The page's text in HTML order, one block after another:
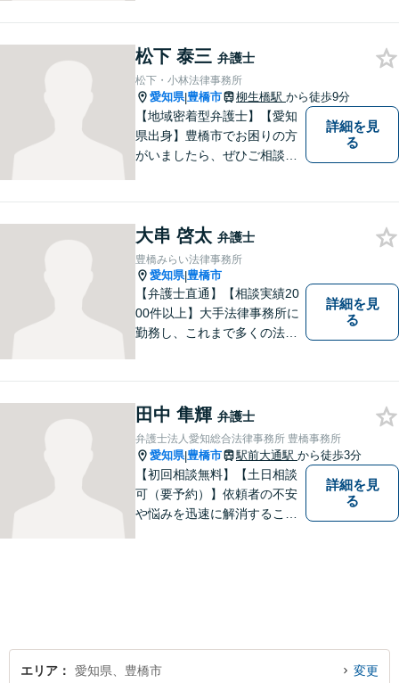
きます。まずはお気軽にご相
談ください。
松下 泰三 弁護士
松下・小林法律事務所
愛知県|豊橋市 柳生橋駅 から徒歩9分
【地域密着型弁護士】【愛知
県出身】豊橋市でお困りの方
がいましたら、ぜひご相談く
詳細を見
る
大串 啓太 弁護士
豊橋みらい法律事務所
愛知県|豊橋市
【弁護士直通】【相談実績20
00件以上】大手法律事務所に
勤務し、これまで多くの法律
軽にお電話ください。
詳細を見
る
田中 隼輝 弁護士
弁護士法人愛知総合法律事務所 豊橋事務所
愛知県|豊橋市 駅前大通駅 から徒歩3分
【初回相談無料】【土日相談
可（要予約）】依頼者の不安
や悩みを迅速に解消すること
分】
詳細を見
る
エリア 愛知県、豊橋市 変更